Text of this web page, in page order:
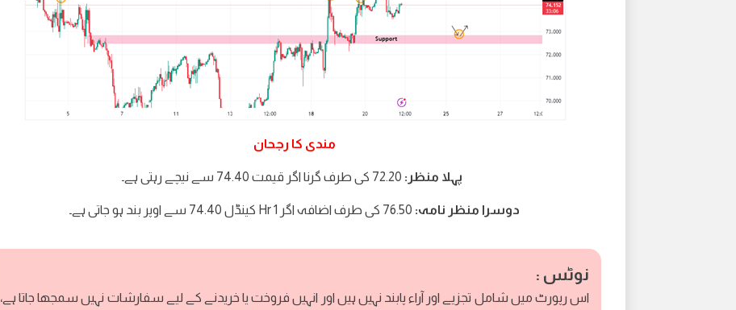
مندی کا رجحان
پہلا منظر: 72.20 کی طرف گرنا اگر قیمت 74.40 سے نیچے رہتی ہے۔
دوسرا منظر نامہ: 76.50 کی طرف اضافہ اگر 1 Hr کینڈل 74.40 سے اوپر بند ہو جاتی ہے۔
نوٹس :
اس رپورٹ میں شامل تجزیے اور آراء پابند نہیں ہیں اور انہیں فروخت یا خریدنے کے لیے سفارشات نہیں سمجھا جاتا ہے،